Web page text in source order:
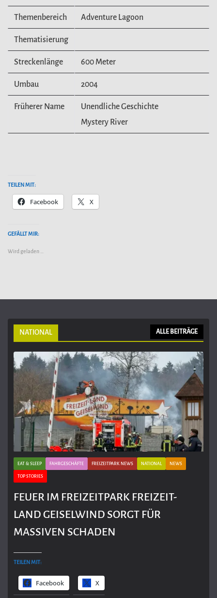
Themenbereich Adventure Lagoon
Thematisierung
Streckenlänge 600 Meter
Umbau 2004
Früherer Name
Unendliche Geschichte
Mystery River
TEILEN MIT:
Facebook X
GEFÄLLT MIR:
Wird geladen …
NATIONAL ALLE BEITRÄGE
EAT & SLEEP FAHRGESCHÄFTE FREIZEITPARK NEWS NATIONAL NEWS
TOP STORIES
FEUER IM FREIZEITPARK FREIZEIT-
LAND GEISELWIND SORGT FÜR
MASSIVEN SCHADEN
TEILEN MIT:
Facebook X